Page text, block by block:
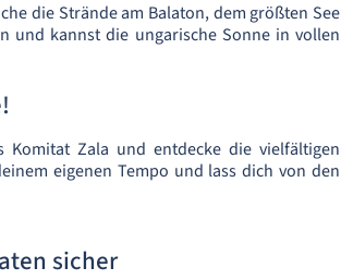
die Strände am Balaton, dem größten See
und kannst die ungarische Sonne in vollen
Zala und entdecke die vielfältigen
eigenen Tempo und lass dich von den
sicher